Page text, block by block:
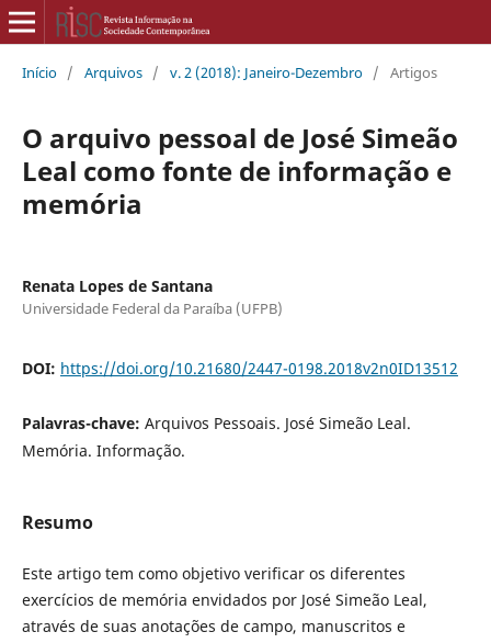
Início / Arquivos / v. 2 (2018): Janeiro-Dezembro / Artigos
O arquivo pessoal de José Simeão
Leal como fonte de informação e
memória
Renata Lopes de Santana
Universidade Federal da Paraíba (UFPB)
DOI: https://doi.org/10.21680/2447-0198.2018v2n0ID13512
Palavras-chave: Arquivos Pessoais. José Simeão Leal.
Memória. Informação.
Resumo
Este artigo tem como objetivo verificar os diferentes
exercícios de memória envidados por José Simeão Leal,
através de suas anotações de campo, manuscritos e